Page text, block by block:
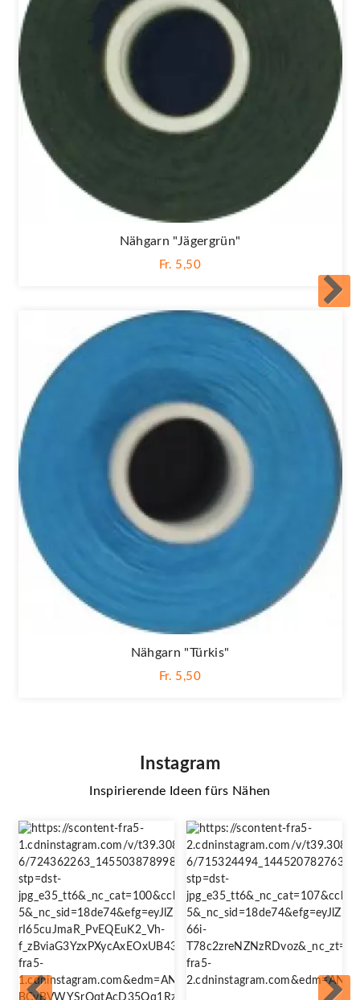
Nähgarn "jägergrün"
Fr. 5,50
Nähgarn "türkis"
Fr. 5,50
Instagram
Inspirierende Ideen fürs Nähen